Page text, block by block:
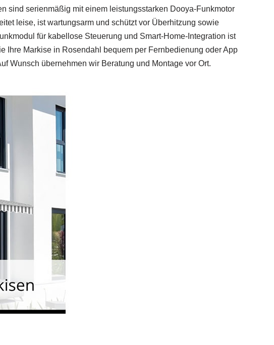
sind serienmäßig mit einem leistungsstarken Dooya‑Funkmotor
leise, ist wartungsarm und schützt vor Überhitzung sowie
für kabellose Steuerung und Smart‑Home‑Integration ist
Ihre Markise in Rosendahl bequem per Fernbedienung oder App
Wunsch übernehmen wir Beratung und Montage vor Ort.